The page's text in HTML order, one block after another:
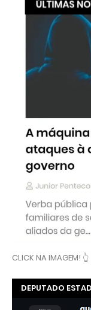
CLICK NA IMAGEM! 👆
DEPUTADO